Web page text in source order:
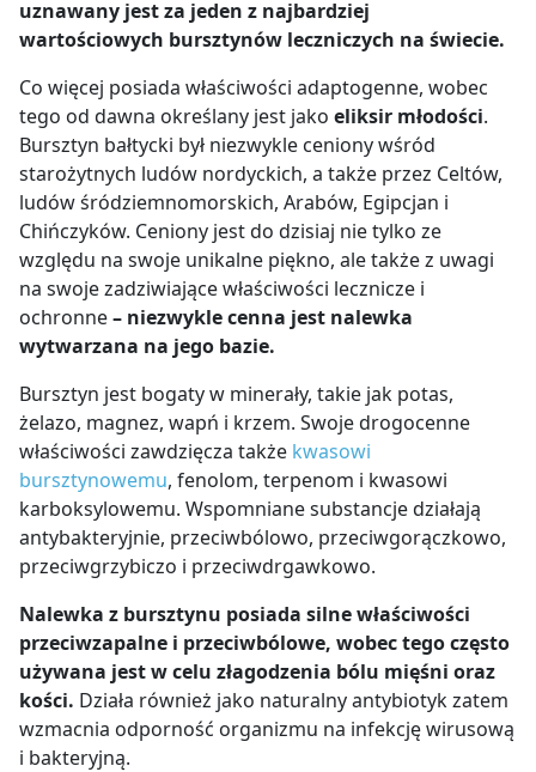
uznawany jest za jeden z najbardziej
wartościowych bursztynów leczniczych na świecie.
Co więcej posiada właściwości adaptogenne, wobec
tego od dawna określany jest jako eliksir młodości.
Bursztyn bałtycki był niezwykle ceniony wśród
starożytnych ludów nordyckich, a także przez Celtów,
ludów śródziemnomorskich, Arabów, Egipcjan i
Chińczyków. Ceniony jest do dzisiaj nie tylko ze
względu na swoje unikalne piękno, ale także z uwagi
na swoje zadziwiające właściwości lecznicze i
ochronne– niezwykle cenna jest nalewka
wytwarzana na jego bazie.
Bursztyn jest bogaty w minerały, takie jak potas,
żelazo, magnez, wapń i krzem. Swoje drogocenne
właściwości zawdzięcza także kwasowi
bursztynowemu, fenolom, terpenom i kwasowi
karboksylowemu. Wspomniane substancje działają
antybakteryjnie, przeciwbólowo, przeciwgorączkowo,
przeciwgrzybiczo i przeciwdrgawkowo.
Nalewka z bursztynu posiada silne właściwości
przeciwzapalne i przeciwbólowe, wobec tego często
używana jest w celu złagodzenia bólu mięśni oraz
kości. Działa również jako naturalny antybiotyk zatem
wzmacnia odporność organizmu na infekcję wirusową
i bakteryjną.